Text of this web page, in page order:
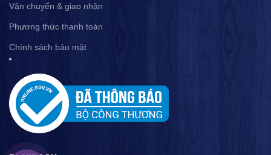
Vận chuyển & giao nhận
Phương thức thanh toán
Chính sách bảo mật